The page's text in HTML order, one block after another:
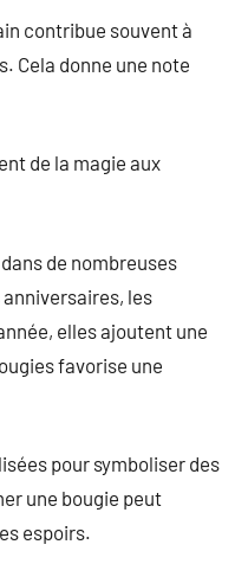
contribue souvent à
Cela donne une note
de la magie aux
de nombreuses
les
elles ajoutent une
favorise une
pour symboliser des
une bougie peut
espoirs.